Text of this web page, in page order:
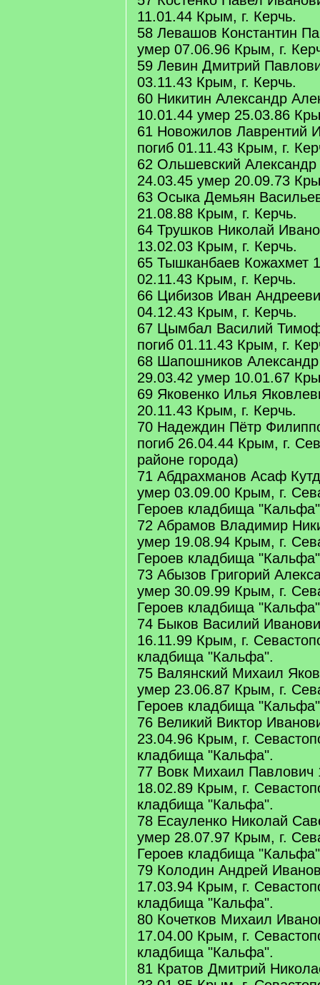
11.01.44 Крым, г. Керчь.
58 Левашов Константин
умер 07.06.96 Крым, г.
59 Левин Дмитрий
03.11.43 Крым, г. Керчь.
60 Никитин Александр
10.01.44 умер 25.03.86
61 Новожилов Лаврентий
погиб 01.11.43 Крым, г.
62 Ольшевский Александр
24.03.45 умер 20.09.73
63 Осыка Демьян
21.08.88 Крым, г. Керчь.
64 Трушков Николай
13.02.03 Крым, г. Керчь.
65 Тышканбаев Кожахмет
02.11.43 Крым, г. Керчь.
66 Цибизов Иван
04.12.43 Крым, г. Керчь.
67 Цымбал Василий
погиб 01.11.43 Крым, г.
68 Шапошников
29.03.42 умер 10.01.67
69 Яковенко Илья
20.11.43 Крым, г. Керчь.
70 Надеждин Пётр
погиб 26.04.44 Крым, г.
районе города)
71 Абдрахманов Асаф
умер 03.09.00 Крым, г.
Героев кладбища
72 Абрамов Владимир
умер 19.08.94 Крым, г.
Героев кладбища
73 Абызов Григорий
умер 30.09.99 Крым, г.
Героев кладбища
74 Быков Василий
16.11.99 Крым, г.
кладбища "Кальфа".
75 Валянский Михаил
умер 23.06.87 Крым, г.
Героев кладбища
76 Великий Виктор
23.04.96 Крым, г.
кладбища "Кальфа".
77 Вовк Михаил Павлович
18.02.89 Крым, г.
кладбища "Кальфа".
78 Есауленко Николай
умер 28.07.97 Крым, г.
Героев кладбища
79 Колодин Андрей
17.03.94 Крым, г.
кладбища "Кальфа".
80 Кочетков Михаил
17.04.00 Крым, г.
кладбища "Кальфа".
81 Кратов Дмитрий